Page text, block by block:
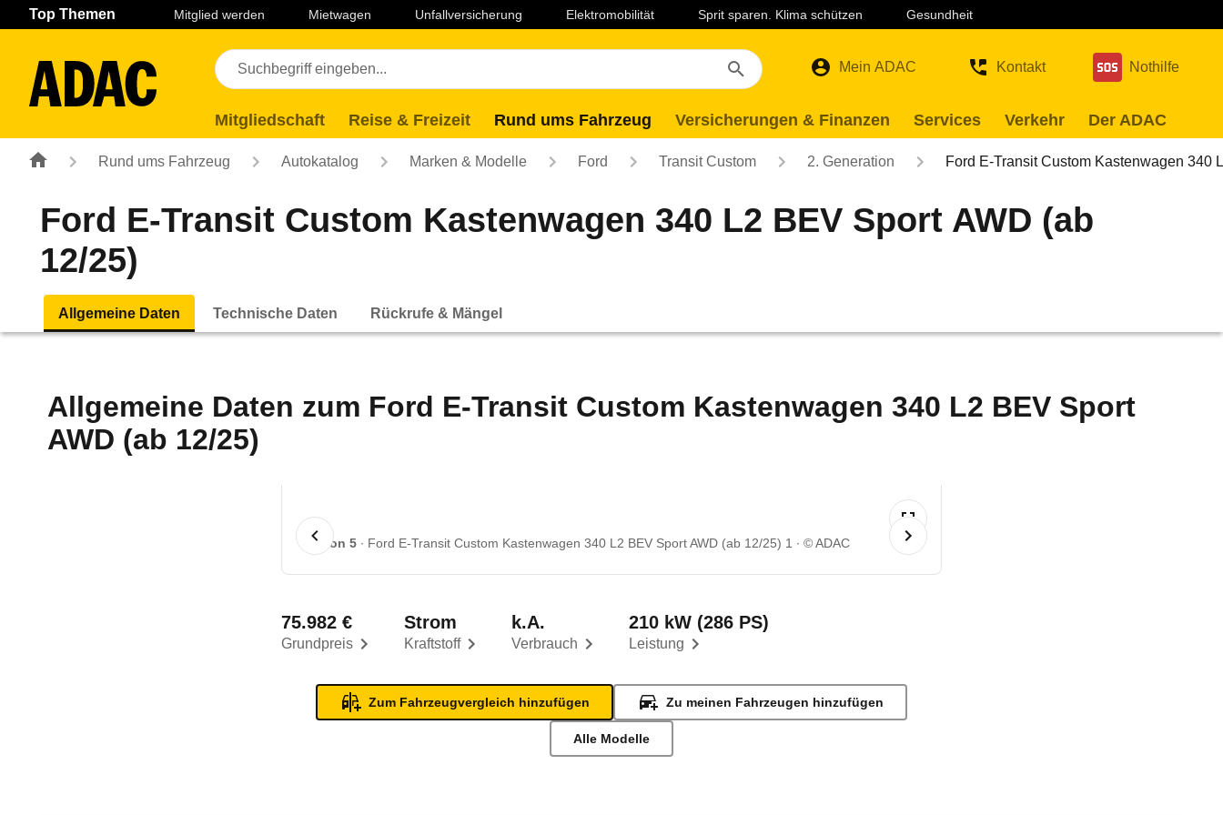
Navigation Seiteninhalt Fußzeile
Top Themen Mitglied werden Mietwagen Unfallversicherung Elektromobilität Sprit sparen. Klima schützen Gesundheit
Mein ADAC Kontakt Nothilfe
Mitgliedschaft Reise & Freizeit Rund ums Fahrzeug Versicherungen & Finanzen Services Verkehr Der ADAC
Rund ums Fahrzeug Autokatalog Marken & Modelle Ford Transit Custom 2. Generation Ford E-Transit Custom Kastenwagen 340
Ford E-Transit Custom Kastenwagen 340 L2 BEV Sport AWD (ab
12/25)
Allgemeine Daten Technische Daten Rückrufe & Mängel
Allgemeine Daten zum Ford E-Transit Custom Kastenwagen 340 L2 BEV Sport
AWD (ab 12/25)
1 von 5 Ford E-Transit Custom Kastenwagen 340 L2 BEV Sport AWD (ab 12/25) 1 © ADAC
Grundpreis
75.982 €
Kraftstoff
Strom
Verbrauch
k.A.
Leistung
210 kW (286 PS)
Zum Fahrzeugvergleich hinzufügen Zu meinen Fahrzeugen hinzufügen
Alle Modelle